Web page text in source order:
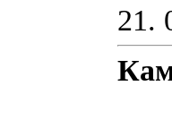
21.